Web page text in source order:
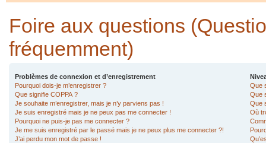
Foire aux questions
fréquemment)
Problèmes de connexion et d’enregistrement
Pourquoi dois-je m’enregistrer ?
Que signifie COPPA ?
Je souhaite m’enregistrer, mais je n’y parviens pas !
Je suis enregistré mais je ne peux pas me connecter !
Pourquoi ne puis-je pas me connecter ?
Je me suis enregistré par le passé mais je ne peux plus me connecter ?!
J’ai perdu mon mot de passe !
Que
Que
Que
Où